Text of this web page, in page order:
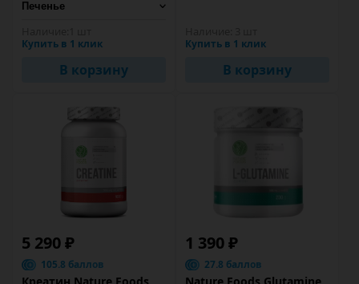
Купить в 1 клик
В корзину
Купить в 1 клик
В корзину
5 290 ₽
105.8 баллов
1 390 ₽
27.8 баллов